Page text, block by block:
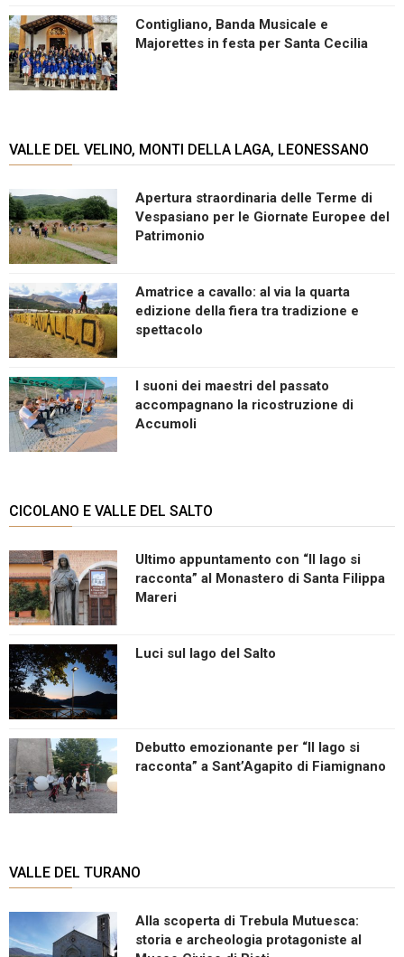
Contigliano, Banda Musicale e
Majorettes in festa per Santa Cecilia
VALLE DEL VELINO, MONTI DELLA LAGA, LEONESSANO
Apertura straordinaria delle Terme di
Vespasiano per le Giornate Europee del
Patrimonio
Amatrice a cavallo: al via la quarta
edizione della fiera tra tradizione e
spettacolo
I suoni dei maestri del passato
accompagnano la ricostruzione di
Accumoli
CICOLANO E VALLE DEL SALTO
Ultimo appuntamento con “Il lago si
racconta” al Monastero di Santa Filippa
Mareri
Luci sul lago del Salto
Debutto emozionante per “Il lago si
racconta” a Sant’Agapito di Fiamignano
VALLE DEL TURANO
Alla scoperta di Trebula Mutuesca:
storia e archeologia protagoniste al